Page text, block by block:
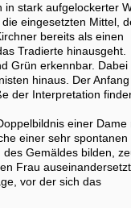
in stark aufgelockerter
eingesetzten Mittel,
bereits als einen
Tradierte hinausgeht.
Grün erkennbar. Dabei
hinaus. Der
der Interpretation
einer Dame
einer sehr spontanen
Gemäldes bilden,
Frau
vor der sich das